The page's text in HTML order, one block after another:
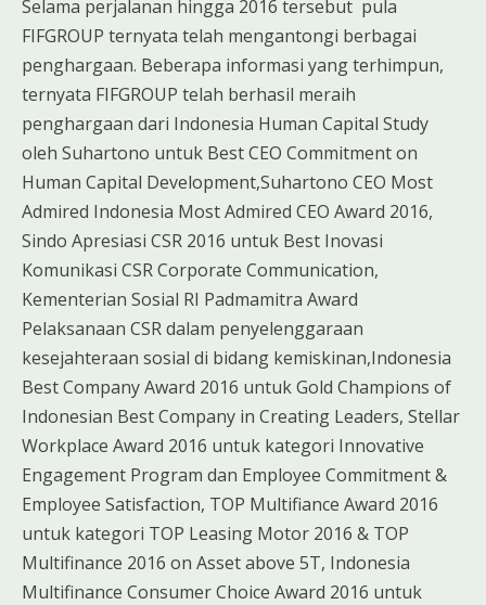
Selama perjalanan hingga 2016 tersebut pula
FIFGROUP ternyata telah mengantongi berbagai
penghargaan. Beberapa informasi yang terhimpun,
ternyata FIFGROUP telah berhasil meraih
penghargaan dari Indonesia Human Capital Study
oleh Suhartono untuk Best CEO Commitment on
Human Capital Development,Suhartono CEO Most
Admired Indonesia Most Admired CEO Award 2016,
Sindo Apresiasi CSR 2016 untuk Best Inovasi
Komunikasi CSR Corporate Communication,
Kementerian Sosial RI Padmamitra Award
Pelaksanaan CSR dalam penyelenggaraan
kesejahteraan sosial di bidang kemiskinan,Indonesia
Best Company Award 2016 untuk Gold Champions of
Indonesian Best Company in Creating Leaders, Stellar
Workplace Award 2016 untuk kategori Innovative
Engagement Program dan Employee Commitment &
Employee Satisfaction, TOP Multifiance Award 2016
untuk kategori TOP Leasing Motor 2016 & TOP
Multifinance 2016 on Asset above 5T, Indonesia
Multifinance Consumer Choice Award 2016 untuk